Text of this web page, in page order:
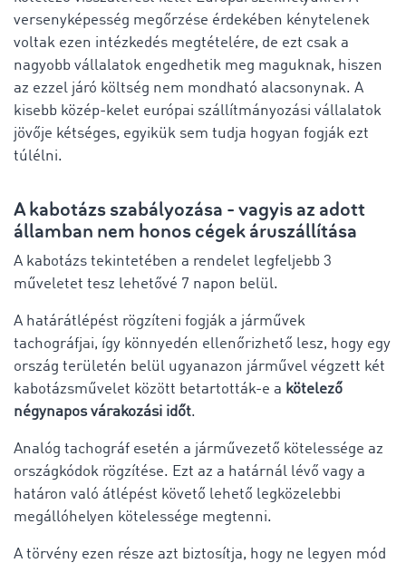
versenyképesség megőrzése érdekében kénytelenek
voltak ezen intézkedés megtételére, de ezt csak a
nagyobb vállalatok engedhetik meg maguknak, hiszen
az ezzel járó költség nem mondható alacsonynak. A
kisebb közép-kelet európai szállítmányozási vállalatok
jövője kétséges, egyikük sem tudja hogyan fogják ezt
túlélni.
A kabotázs szabályozása - vagyis az adott
államban nem honos cégek áruszállítása
A kabotázs tekintetében a rendelet legfeljebb 3
műveletet tesz lehetővé 7 napon belül.
A határátlépést rögzíteni fogják a járművek
tachográfjai, így könnyedén ellenőrizhető lesz, hogy egy
ország területén belül ugyanazon járművel végzett két
kabotázsművelet között betartották-e a kötelező
négynapos várakozási időt.
Analóg tachográf esetén a járművezető kötelessége az
országkódok rögzítése. Ezt az a határnál lévő vagy a
határon való átlépést követő lehető legközelebbi
megállóhelyen kötelessége megtenni.
A törvény ezen része azt biztosítja, hogy ne legyen mód